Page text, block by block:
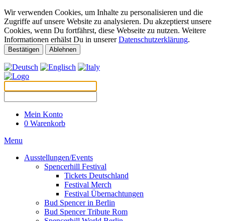
Wir verwenden Cookies, um Inhalte zu personalisieren und die
Zugriffe auf unsere Website zu analysieren. Du akzeptierst unsere
Cookies, wenn Du fortfährst, diese Webseite zu nutzen. Weitere
Informationen erhälst Du in unsererDatenschutzerklärung.
Bestätigen Ablehnen
Mein Konto
0 Warenkorb
Menu
Ausstellungen/Events
Spencerhill Festival
Tickets Deutschland
Festival Merch
Festival Übernachtungen
Bud Spencer in Berlin
Bud Spencer Tribute Rom